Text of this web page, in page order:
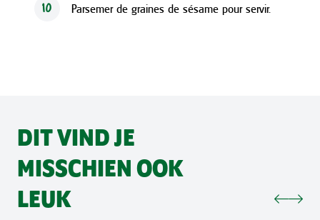
10 Parsemer de graines de sésame pour servir.
DIT VIND JE
MISSCHIEN OOK
LEUK